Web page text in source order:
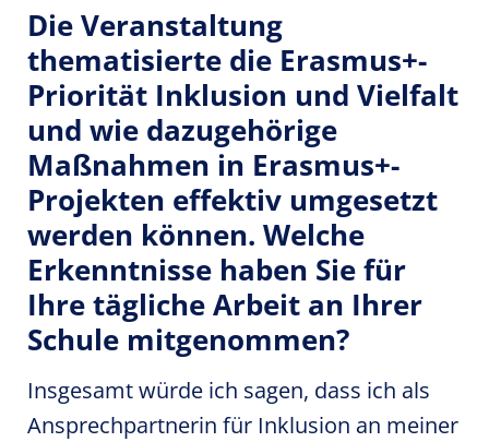
Die Veranstaltung
thematisierte die Erasmus+-
Priorität Inklusion und Vielfalt
und wie dazugehörige
Maßnahmen in Erasmus+-
Projekten effektiv umgesetzt
werden können. Welche
Erkenntnisse haben Sie für
Ihre tägliche Arbeit an Ihrer
Schule mitgenommen?
Insgesamt würde ich sagen, dass ich als
Ansprechpartnerin für Inklusion an meiner